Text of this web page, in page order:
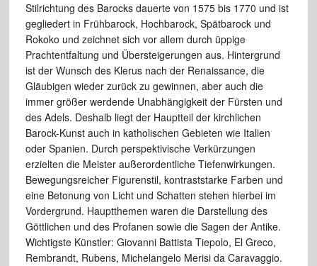
Stilrichtung des Barocks dauerte von 1575 bis 1770 und ist
gegliedert in Frühbarock, Hochbarock, Spätbarock und
Rokoko und zeichnet sich vor allem durch üppige
Prachtentfaltung und Übersteigerungen aus. Hintergrund
ist der Wunsch des Klerus nach der Renaissance, die
Gläubigen wieder zurück zu gewinnen, aber auch die
immer größer werdende Unabhängigkeit der Fürsten und
des Adels. Deshalb liegt der Hauptteil der kirchlichen
Barock-Kunst auch in katholischen Gebieten wie Italien
oder Spanien. Durch perspektivische Verkürzungen
erzielten die Meister außerordentliche Tiefenwirkungen.
Bewegungsreicher Figurenstil, kontraststarke Farben und
eine Betonung von Licht und Schatten stehen hierbei im
Vordergrund. Hauptthemen waren die Darstellung des
Göttlichen und des Profanen sowie die Sagen der Antike.
Wichtigste Künstler: Giovanni Battista Tiepolo, El Greco,
Rembrandt, Rubens, Michelangelo Merisi da Caravaggio.